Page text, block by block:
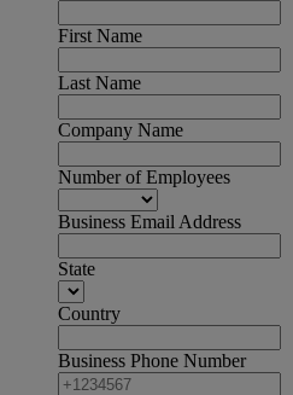
First Name
Last Name
Company Name
Number of Employees
Business Email Address
State
Country
Business Phone Number